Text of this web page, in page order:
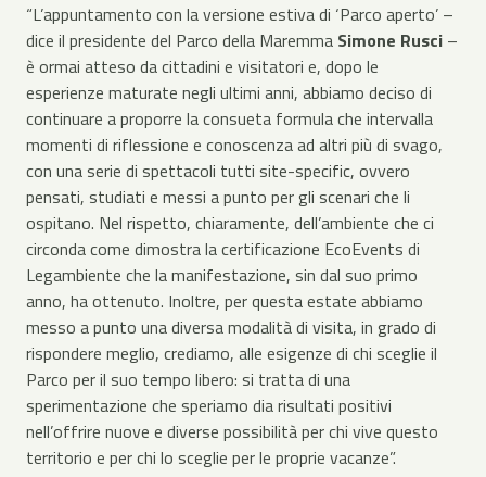
“L’appuntamento con la versione estiva di ‘Parco aperto’ –
dice il presidente del Parco della Maremma Simone Rusci –
è ormai atteso da cittadini e visitatori e, dopo le
esperienze maturate negli ultimi anni, abbiamo deciso di
continuare a proporre la consueta formula che intervalla
momenti di riflessione e conoscenza ad altri più di svago,
con una serie di spettacoli tutti site-specific, ovvero
pensati, studiati e messi a punto per gli scenari che li
ospitano. Nel rispetto, chiaramente, dell’ambiente che ci
circonda come dimostra la certificazione EcoEvents di
Legambiente che la manifestazione, sin dal suo primo
anno, ha ottenuto. Inoltre, per questa estate abbiamo
messo a punto una diversa modalità di visita, in grado di
rispondere meglio, crediamo, alle esigenze di chi sceglie il
Parco per il suo tempo libero: si tratta di una
sperimentazione che speriamo dia risultati positivi
nell’offrire nuove e diverse possibilità per chi vive questo
territorio e per chi lo sceglie per le proprie vacanze”.